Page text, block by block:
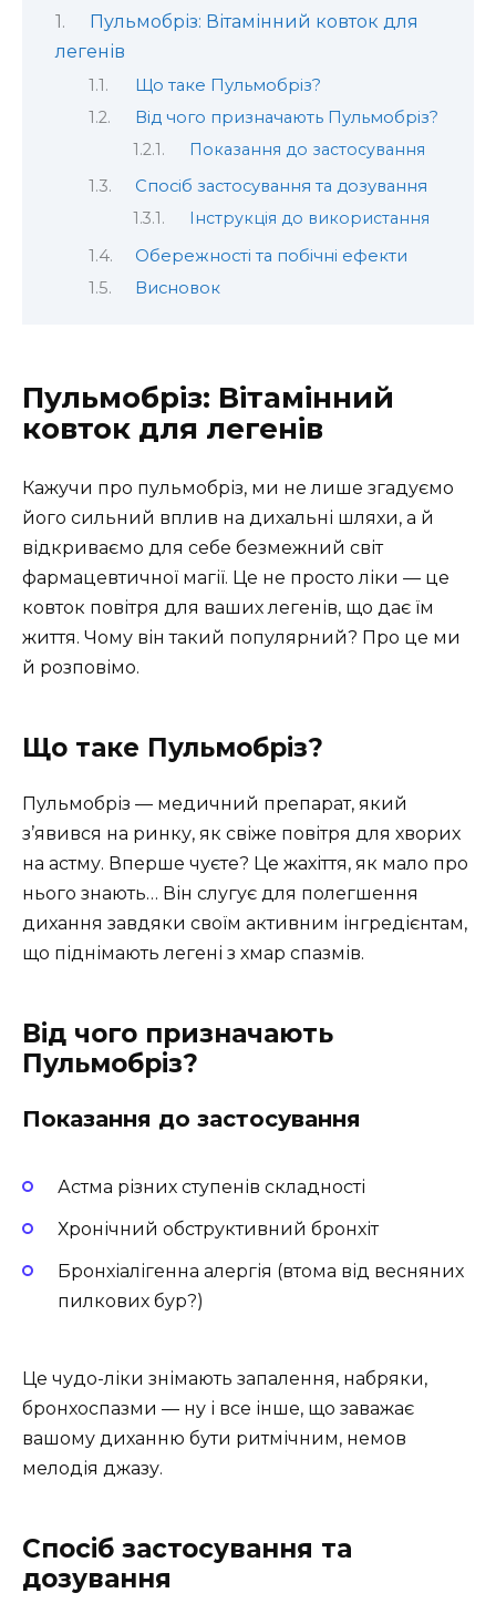
Пульмобріз: Вітамінний ковток для
легенів
Що таке Пульмобріз?
Від чого призначають Пульмобріз?
Показання до застосування
Спосіб застосування та дозування
Інструкція до використання
Обережності та побічні ефекти
Висновок
Пульмобріз: Вітамінний
ковток для легенів
Кажучи про пульмобріз, ми не лише згадуємо
його сильний вплив на дихальні шляхи, а й
відкриваємо для себе безмежний світ
фармацевтичної магії. Це не просто ліки — це
ковток повітря для ваших легенів, що дає їм
життя. Чому він такий популярний? Про це ми
й розповімо.
Що таке Пульмобріз?
Пульмобріз — медичний препарат, який
з’явився на ринку, як свіже повітря для хворих
на астму. Вперше чуєте? Це жахіття, як мало про
нього знають… Він слугує для полегшення
дихання завдяки своїм активним інгредієнтам,
що піднімають легені з хмар спазмів.
Від чого призначають
Пульмобріз?
Показання до застосування
Астма різних ступенів складності
Хронічний обструктивний бронхіт
Бронхіалігенна алергія (втома від весняних
пилкових бур?)
Це чудо-ліки знімають запалення, набряки,
бронхоспазми — ну і все інше, що заважає
вашому диханню бути ритмічним, немов
мелодія джазу.
Спосіб застосування та
дозування